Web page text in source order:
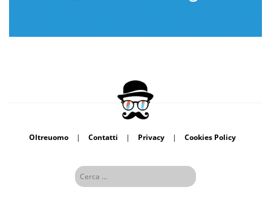
Oltreuomo | Contatti | Privacy | Cookies Policy